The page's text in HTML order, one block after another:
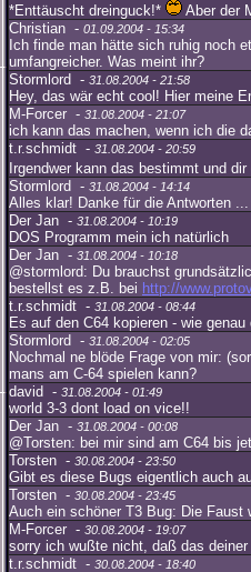
*Enttäuscht dreinguck!*
Aber der
Christian - 01.09.2004 - 15:34
Ich finde man hätte sich ruhig noch
umfangreicher. Was meint ihr?
Stormlord - 31.08.2004 - 21:58
Hey, das wär echt cool! Hier meine
M-Forcer - 31.08.2004 - 21:07
ich kann das machen, wenn ich die
t.r.schmidt - 31.08.2004 - 20:59
Irgendwer kann das bestimmt und
Stormlord - 31.08.2004 - 14:14
Alles klar! Danke für die Antworten
Der Jan - 31.08.2004 - 10:19
DOS Programm mein ich natürlich
Der Jan - 31.08.2004 - 10:18
@stormlord: Du brauchst
bestellst es z.B. bei http://
t.r.schmidt - 31.08.2004 - 08:44
Es auf den C64 kopieren - wie
Stormlord - 31.08.2004 - 02:05
Nochmal ne blöde Frage von mir:
mans am C-64 spielen kann?
david - 31.08.2004 - 01:49
world 3-3 dont load on vice!!
Der Jan - 31.08.2004 - 00:08
@Torsten: bei mir sind am C64 bis
Torsten - 30.08.2004 - 23:50
Gibt es diese Bugs eigentlich auch
Torsten - 30.08.2004 - 23:45
Auch ein schöner T3 Bug: Die Faust
M-Forcer - 30.08.2004 - 19:07
sorry ich wußte nicht, daß das deiner
t.r.schmidt - 30.08.2004 - 18:40